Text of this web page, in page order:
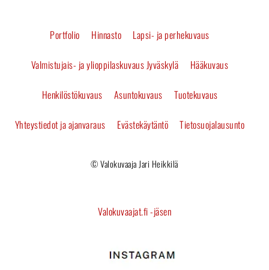
Top
Portfolio Hinnasto Lapsi- ja perhekuvaus
Valmistujais- ja ylioppilaskuvaus Jyväskylä Hääkuvaus
Henkilöstökuvaus Asuntokuvaus Tuotekuvaus
Yhteystiedot ja ajanvaraus Evästekäytäntö Tietosuojalausunto
© Valokuvaaja Jari Heikkilä
Valokuvaajat.fi -jäsen